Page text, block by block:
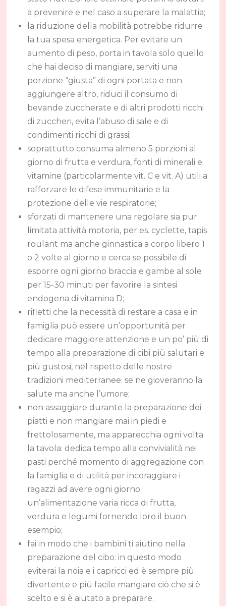
a prevenire e nel caso a superare la malattia;
la riduzione della mobilità potrebbe ridurre
la tua spesa energetica. Per evitare un
aumento di peso, porta in tavola solo quello
che hai deciso di mangiare, serviti una
porzione “giusta” di ogni portata e non
aggiungere altro, riduci il consumo di
bevande zuccherate e di altri prodotti ricchi
di zuccheri, evita l’abuso di sale e di
condimenti ricchi di grassi;
soprattutto consuma almeno 5 porzioni al
giorno di frutta e verdura, fonti di minerali e
vitamine (particolarmente vit. C e vit. A) utili a
rafforzare le difese immunitarie e la
protezione delle vie respiratorie;
sforzati di mantenere una regolare sia pur
limitata attività motoria, per es. cyclette, tapis
roulant ma anche ginnastica a corpo libero 1
o 2 volte al giorno e cerca se possibile di
esporre ogni giorno braccia e gambe al sole
per 15-30 minuti per favorire la sintesi
endogena di vitamina D;
rifletti che la necessità di restare a casa e in
famiglia può essere un’opportunità per
dedicare maggiore attenzione e un po’ più di
tempo alla preparazione di cibi più salutari e
più gustosi, nel rispetto delle nostre
tradizioni mediterranee: se ne gioveranno la
salute ma anche l’umore;
non assaggiare durante la preparazione dei
piatti e non mangiare mai in piedi e
frettolosamente, ma apparecchia ogni volta
la tavola: dedica tempo alla convivialità nei
pasti perché momento di aggregazione con
la famiglia e di utilità per incoraggiare i
ragazzi ad avere ogni giorno
un’alimentazione varia ricca di frutta,
verdura e legumi fornendo loro il buon
esempio;
fai in modo che i bambini ti aiutino nella
preparazione del cibo: in questo modo
eviterai la noia e i capricci ed è sempre più
divertente e più facile mangiare ciò che si è
scelto e si è aiutato a preparare.